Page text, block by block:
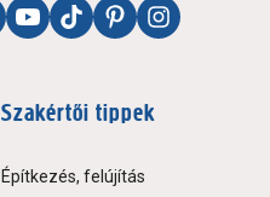
Szakértői tippek
Építkezés, felújítás